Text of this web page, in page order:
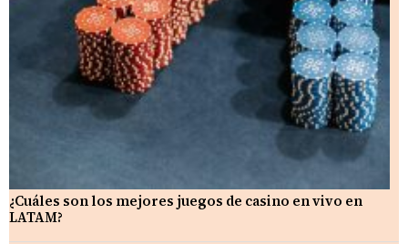
¿Cuáles son los mejores juegos de casino en vivo en
LATAM?